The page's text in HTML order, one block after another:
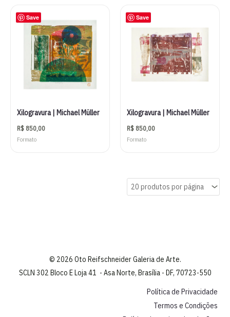
Save
Xilogravura | Michael Müller
R$ 850,00
Formato
Save
Xilogravura | Michael Müller
R$ 850,00
Formato
© 2026 Oto Reifschneider Galeria de Arte.
SCLN 302 Bloco E Loja 41 - Asa Norte, Brasília - DF, 70723-550
Política de Privacidade
Termos e Condições